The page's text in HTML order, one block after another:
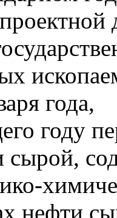
года,
году
сырой,
нефти